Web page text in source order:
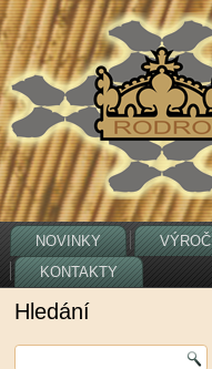
NOVINKY
KONTAKTY
Hledání